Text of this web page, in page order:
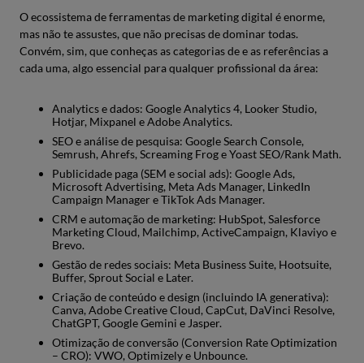
O ecossistema de ferramentas de marketing digital é enorme,
mas não te assustes, que não precisas de dominar todas.
Convém, sim, que conheças as categorias de e as referências a
cada uma, algo essencial para qualquer profissional da área:
Analytics e dados: Google Analytics 4, Looker Studio,
Hotjar, Mixpanel e Adobe Analytics.
SEO e análise de pesquisa: Google Search Console,
Semrush, Ahrefs, Screaming Frog e Yoast SEO/Rank Math.
Publicidade paga (SEM e social ads): Google Ads,
Microsoft Advertising, Meta Ads Manager, LinkedIn
Campaign Manager e TikTok Ads Manager.
CRM e automação de marketing: HubSpot, Salesforce
Marketing Cloud, Mailchimp, ActiveCampaign, Klaviyo e
Brevo.
Gestão de redes sociais: Meta Business Suite, Hootsuite,
Buffer, Sprout Social e Later.
Criação de conteúdo e design (incluindo IA generativa):
Canva, Adobe Creative Cloud, CapCut, DaVinci Resolve,
ChatGPT, Google Gemini e Jasper.
Otimização de conversão (Conversion Rate Optimization
– CRO): VWO, Optimizely e Unbounce.